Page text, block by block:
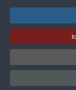
accessible